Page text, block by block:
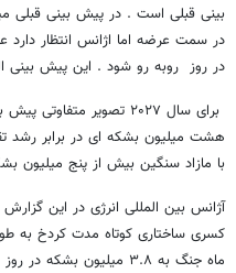
در روز روبه رو شود . این پیش بینی
برای سال ۲۰۲۷ تصویر
هشت میلیون بشکه ای در برابر رشد
با مازاد سنگین بیش از پنج میلیون
آژانس بین المللی انرژی در این گزارش
کسری ساختاری کوتاه مدت کردخ به